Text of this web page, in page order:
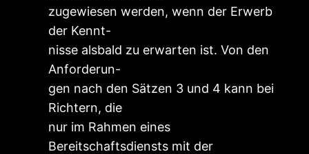
zugewiesen werden, wenn der Erwerb
der Kennt-
nisse alsbald zu erwarten ist. Von den
Anforderun-
gen nach den Sätzen 3 und 4 kann bei
Richtern, die
nur im Rahmen eines
Bereitschaftsdiensts mit der